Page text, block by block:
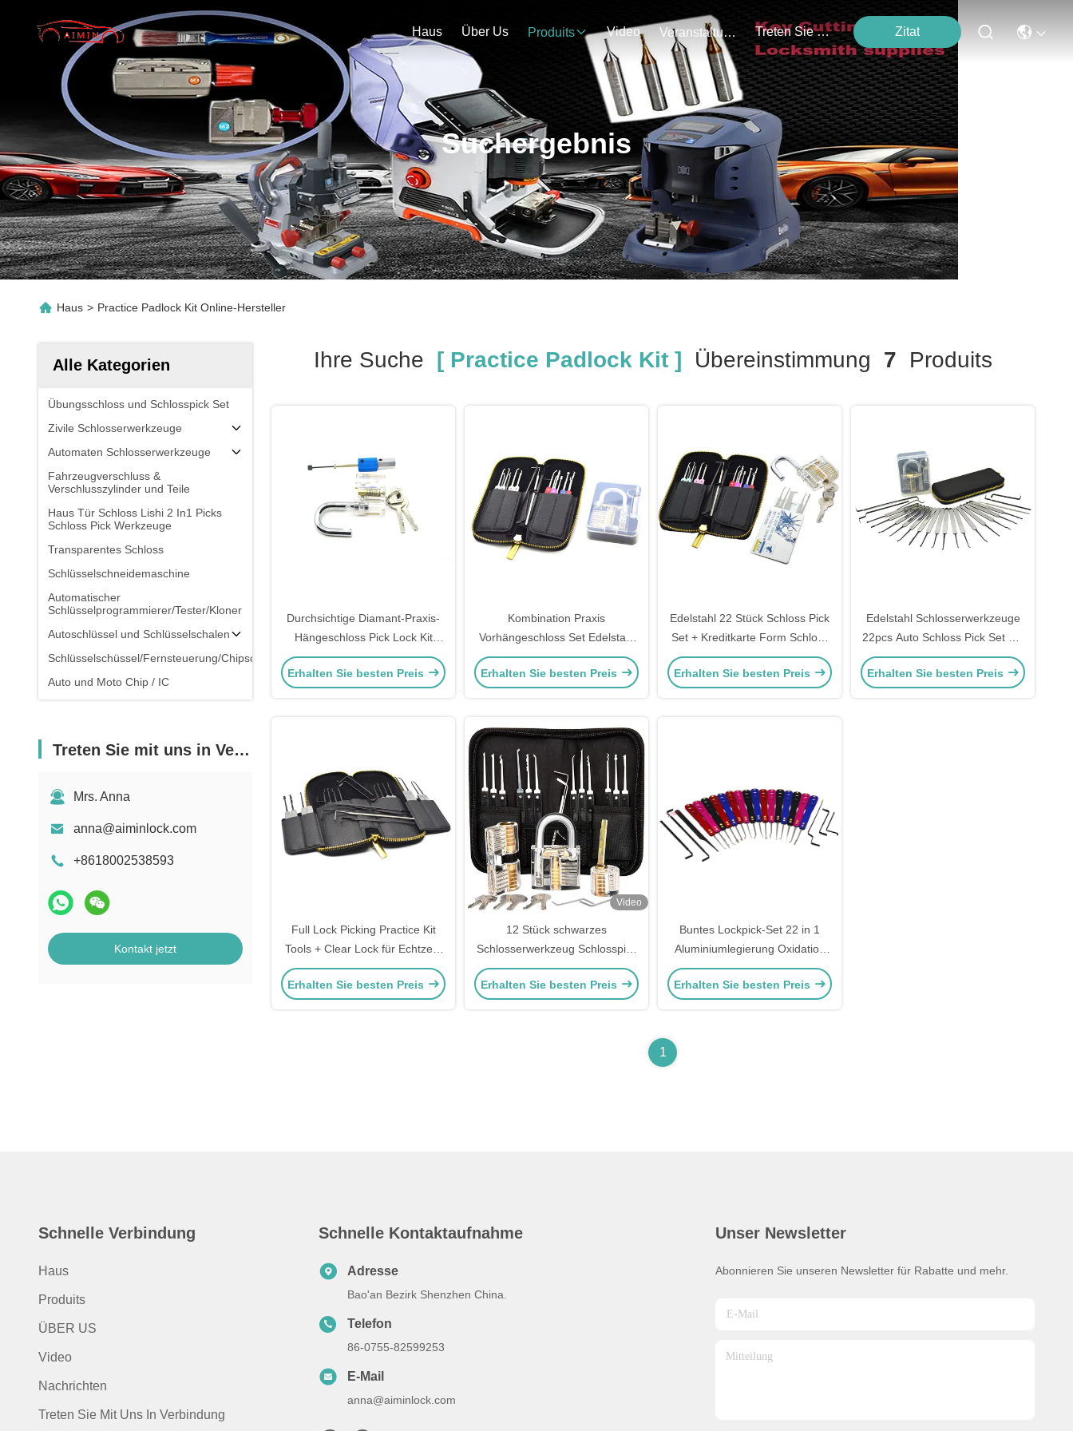
Haus Über Us Produits Video Veranstaltungen Treten Sie Mit Uns In Verbindung Zitat
Suchergebnis
Haus > Practice Padlock Kit Online-Hersteller
Alle Kategorien
Übungsschloss und Schlosspick Set
Zivile Schlosserwerkzeuge
Automaten Schlosserwerkzeuge
Fahrzeugverschluss &
Verschlusszylinder und Teile
Haus Tür Schloss Lishi 2 In1 Picks
Schloss Pick Werkzeuge
Transparentes Schloss
Schlüsselschneidemaschine
Automatischer
Schlüsselprogrammierer/Tester/Kloner
Autoschlüssel und Schlüsselschalen
Schlüsselschüssel/Fernsteuerung/Chipschlüssel
Auto und Moto Chip / IC
Treten Sie mit uns in Verbindung
Mrs. Anna
anna@aiminlock.com
+8618002538593
Kontakt jetzt
Ihre Suche [ Practice Padlock Kit ] Übereinstimmung 7 Produits
Durchsichtige Diamant-Praxis-
Hängeschloss Pick Lock Kit
Kombination von Ausrüstung
Erhalten Sie besten Preis
Kombination Praxis
Vorhängeschloss Set Edelstahl
22pcs Auto Lock Pick Kit Set
Transparent Praxis
Erhalten Sie besten Preis
Edelstahl 22 Stück Schloss Pick
Set + Kreditkarte Form Schloss
Pick Kit + Transparent Praxis
Vorhängeschloss
Erhalten Sie besten Preis
Edelstahl Schlosserwerkzeuge
22pcs Auto Schloss Pick Set mit
transparenten Praxis
Vorhängeschloss
Erhalten Sie besten Preis
Full Lock Picking Practice Kit
Tools + Clear Lock für Echtzeit-
Lernen
Erhalten Sie besten Preis
Video
12 Stück schwarzes
Schlosserwerkzeug Schlosspick
Set Transparentes Schlosspick-
Übungskit Werkzeuge
Erhalten Sie besten Preis
Buntes Lockpick-Set 22 in 1
Aluminiumlegierung Oxidation
Auto Lock Pick Kit Werkzeug für
Schlosser
Erhalten Sie besten Preis
1
Schnelle Verbindung
Haus
Produits
ÜBER US
Video
Nachrichten
Treten Sie Mit Uns In Verbindung
Schnelle Kontaktaufnahme
Adresse
Bao'an Bezirk Shenzhen China.
Telefon
86-0755-82599253
E-Mail
anna@aiminlock.com
Unser Newsletter
Abonnieren Sie unseren Newsletter für Rabatte und mehr.